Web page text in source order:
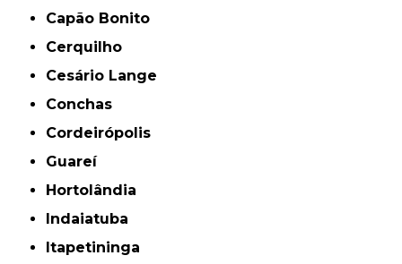
Capão Bonito
Cerquilho
Cesário Lange
Conchas
Cordeirópolis
Guareí
Hortolândia
Indaiatuba
Itapetininga